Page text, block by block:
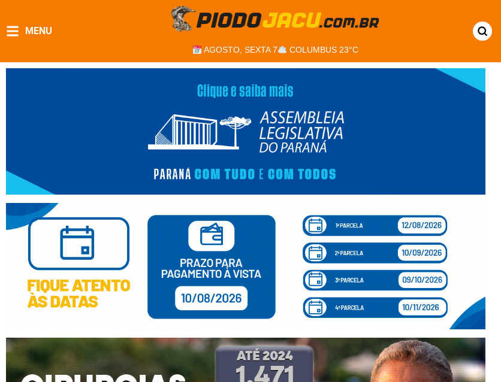
MENU
AGOSTO, SEXTA 7 COLUMBUS 23°C